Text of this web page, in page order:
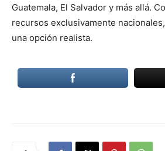
Guatemala, El Salvador y más allá.
recursos exclusivamente
una opción realista.